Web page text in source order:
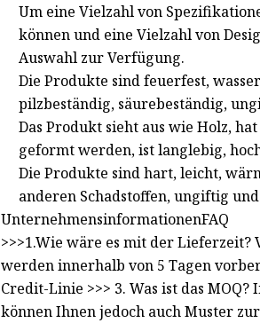
Um eine Vielzahl von
können und eine Vielzahl von
Auswahl zur Verfügung.
Die Produkte sind feuerfest,
pilzbeständig, säurebeständig,
Das Produkt sieht aus wie Holz,
geformt werden, ist langlebig,
Die Produkte sind hart, leicht,
anderen Schadstoffen, ungiftig
UnternehmensinformationenFAQ
>>>1.Wie wäre es mit der Lieferzeit?
werden innerhalb von 5 Tagen
Credit-Linie >>> 3. Was ist das
können Ihnen jedoch auch Muster